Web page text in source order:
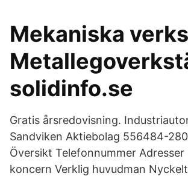
Mekaniska
solidinfo.se
Gratis årsredovisning.
Sandviken Aktiebolag 556484-
Översikt Telefonnummer Adresser
koncern Verklig huvudman